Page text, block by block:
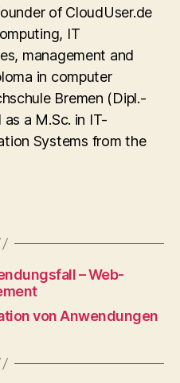
of CloudUser.de
IT
management and
in computer
Bremen (Dipl.-
a M.Sc. in IT-
Systems from the
– Web-
von Anwendungen